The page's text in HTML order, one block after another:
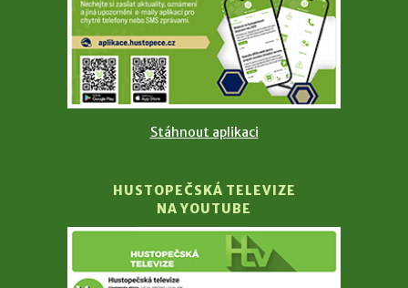
Stáhnout aplikaci
HUSTOPEČSKÁ TELEVIZE
NA YOUTUBE